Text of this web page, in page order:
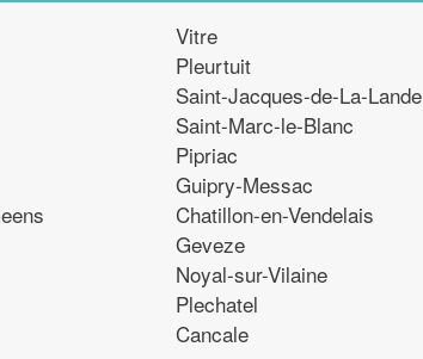
Vitre
Pleurtuit
Saint-Jacques-de-La-Lande
Saint-Marc-le-Blanc
Pipriac
Guipry-Messac
Chatillon-en-Vendelais
Geveze
Noyal-sur-Vilaine
Plechatel
Cancale